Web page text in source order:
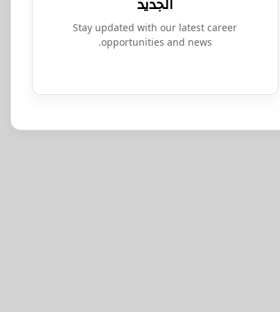
Stay updated with our latest career
opportunities and news.